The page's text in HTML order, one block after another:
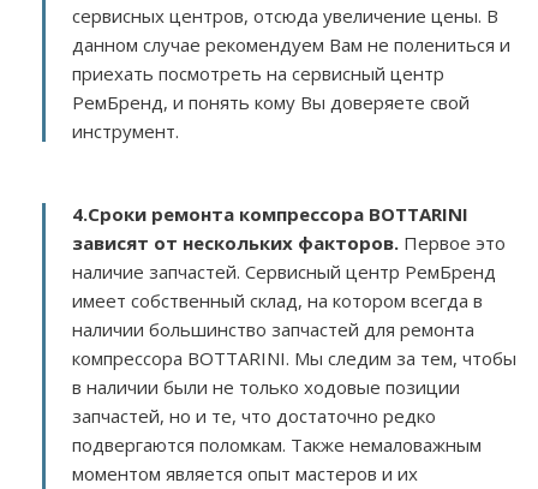
сервисных центров, отсюда увеличение цены. В
данном случае рекомендуем Вам не полениться и
приехать посмотреть на сервисный центр
РемБренд, и понять кому Вы доверяете свой
инструмент.
4.Сроки ремонта компрессора BOTTARINI
зависят от нескольких факторов. Первое это
наличие запчастей. Сервисный центр РемБренд
имеет собственный склад, на котором всегда в
наличии большинство запчастей для ремонта
компрессора BOTTARINI. Мы следим за тем, чтобы
в наличии были не только ходовые позиции
запчастей, но и те, что достаточно редко
подвергаются поломкам. Также немаловажным
моментом является опыт мастеров и их